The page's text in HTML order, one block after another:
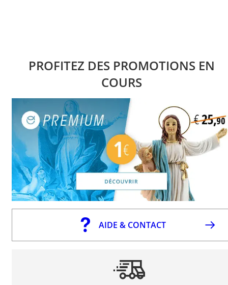
PROFITEZ DES PROMOTIONS EN
COURS
AIDE & CONTACT